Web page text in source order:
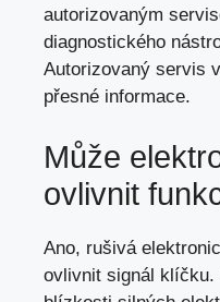
autorizovaným
diagnostického
Autorizovaný servis
přesné informace.
Může
ovlivnit
Ano, rušivá
ovlivnit signál klíčku.